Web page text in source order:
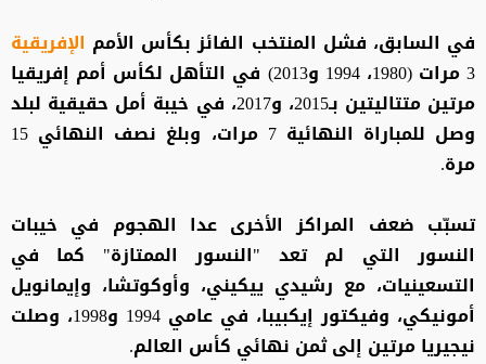
في السابق، فشل المنتخب الفائز بكأس الأمم الإفريقية
3 مرات (1980، 1994 و2013) في التأهل لكأس أمم إفريقيا
مرتين متتاليتين بـ2015، و2017، في خيبة أمل حقيقية لبلد
وصل للمباراة النهائية 7 مرات، وبلغ نصف النهائي 15
مرة.
تسبّب ضعف المراكز الأخرى عدا الهجوم في خيبات
النسور التي لم تعد "النسور الممتازة" كما في
التسعينيات، مع رشيدي ييكيني، وأوكوتشا، وإيمانويل
أمونيكي، وفيكتور إيكبيبا، في عامي 1994 و1998، وصلت
نيجيريا مرتين إلى ثمن نهائي كأس العالم.